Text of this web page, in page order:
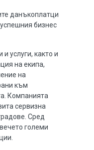
данъкоплатци
бизнес
и услуги, както и
на екипа,
на
към
Компанията
сервизна
Сред
големи